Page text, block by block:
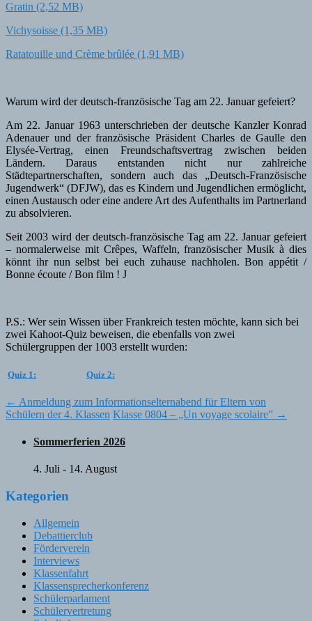
Gratin
Vichysoisse
Ratatouille und Crème brûlée
Warum wird der deutsch-französische Tag am 22. Januar gefeiert?
Am 22. Januar 1963 unterschrieben der deutsche Kanzler Konrad
Adenauer und der französische Präsident Charles de Gaulle den
Elysée-Vertrag, einen Freundschaftsvertrag zwischen beiden
Ländern. Daraus entstanden nicht nur zahlreiche
Städtepartnerschaften, sondern auch das „Deutsch-Französische
Jugendwerk“ (DFJW), das es Kindern und Jugendlichen ermöglicht,
einen Austausch oder eine andere Art des Aufenthalts im Partnerland
zu absolvieren.
Seit 2003 wird der deutsch-französische Tag am 22. Januar gefeiert
– normalerweise mit Crêpes, Waffeln, französischer Musik à dies
könnt ihr nun selbst bei euch zuhause nachholen. Bon appétit /
Bonne écoute / Bon film ! J
P.S.: Wer sein Wissen über Frankreich testen möchte, kann sich bei
zwei Kahoot-Quiz beweisen, die ebenfalls von zwei
Schülergruppen der 1003 erstellt wurden:
Quiz 1: Quiz 2:
Post
navigation
← Anmeldung zum Informationselternabend für Eltern von
Schülern der 4. Klassen Klasse 0804 – „Un voyage scolaire” →
Sommerferien 2026
4. Juli - 14. August
Kategorien
Allgemein
Debattierclub
Förderverein
Interviews
Klassenfahrt
Klassensprecherkonferenz
Schülerparlament
Schülervertretung